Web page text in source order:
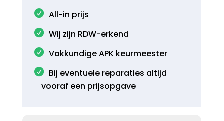
All-in prijs
Wij zijn RDW-erkend
Vakkundige APK keurmeester
Bij eventuele reparaties altijd
vooraf een prijsopgave